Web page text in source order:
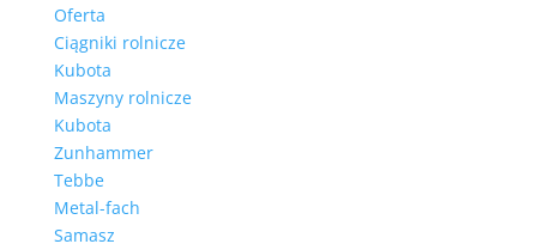
Oferta
Ciągniki rolnicze
Kubota
Maszyny rolnicze
Kubota
Zunhammer
Tebbe
Metal-fach
Samasz